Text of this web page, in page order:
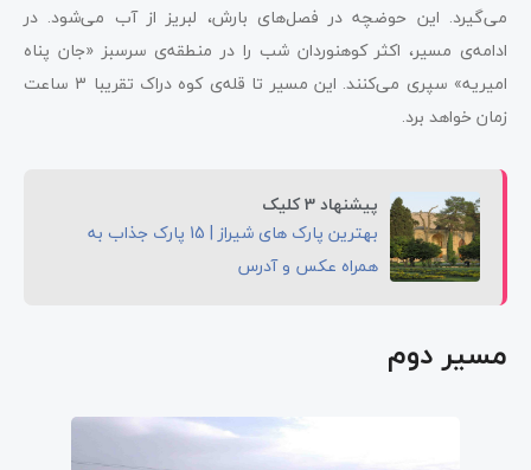
می‌گیرد. این حوضچه در فصل‌های بارش، لبریز از آب می‌شود. در
ادامه‌ی مسیر، اکثر کوهنوردان شب را در منطقه‌ی سرسبز «جان پناه
امیریه» سپری می‌کنند. این مسیر تا قله‌ی کوه دراک تقریبا 3 ساعت
زمان خواهد برد.
پیشنهاد 3 کلیک
بهترین پارک های شیراز | 15 پارک جذاب به
همراه عکس و آدرس
مسیر دوم